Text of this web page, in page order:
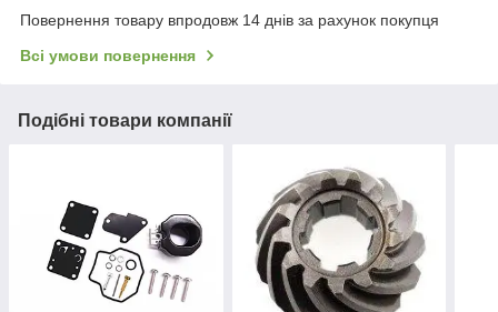
Повернення товару впродовж 14 днів за рахунок покупця
Всі умови повернення
Подібні товари компанії